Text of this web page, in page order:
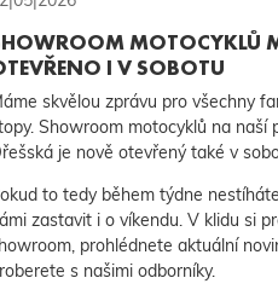
MOTOCYKLŮ
I V SOBOTU
skvělou zprávu pro všechny
Showroom motocyklů na naší
je nově otevřený také v
to tedy během týdne
zastavit i o víkendu. V klidu si
prohlédnete aktuální
s našimi odborníky.